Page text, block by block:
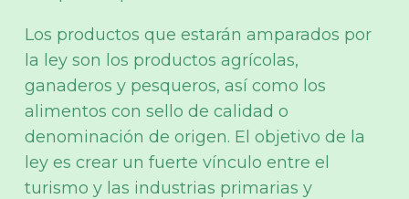
Los productos que estarán amparados por
la ley son los productos agrícolas,
ganaderos y pesqueros, así como los
alimentos con sello de calidad o
denominación de origen. El objetivo de la
ley es crear un fuerte vínculo entre el
turismo y las industrias primarias y